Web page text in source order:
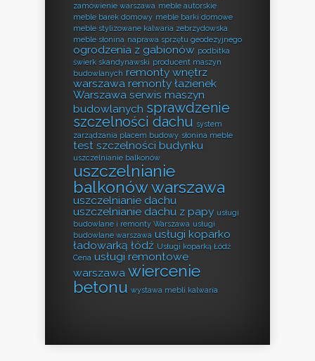
zamówienie warszawa meble autorskie
meble barek domowy meble barki domowe
meble stylizowane kalwaria zebrzydowska
meble słonina naprawa sprzętu geodezyjnego
ogrodzenia z gabionów podbitka
świerk skandynawski producent maszyn
budowlanych remonty wnętrz
warszawa remonty łazienek
Warszawa serwis maszyn
budowlanych sprawdzenie
szczelności dachu system
zarządzania placem budowy słonina meble
test szczelności budynku
uszczelnianie balkonów
uszczelnianie
balkonów warszawa
uszczelnianie dachu
uszczelnianie dachu z papy usługi
budowlane i remonty Warszawa usługi
budowlane warszawa usługi koparko
ładowarką łódź Usługi koparką Łódź
Cena usługi remontowe
warszawa wiercenie
betonu wystawa mebli kalwaria